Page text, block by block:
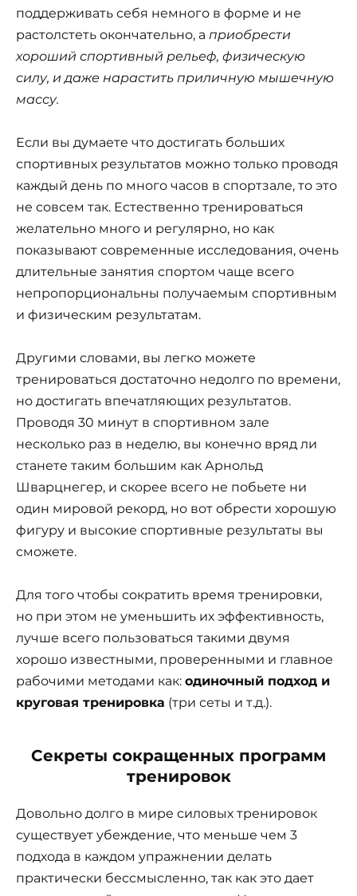
поддерживать себя немного в форме и не
растолстеть окончательно, а приобрести
хороший спортивный рельеф, физическую
силу, и даже нарастить приличную мышечную
массу.
Если вы думаете что достигать больших
спортивных результатов можно только проводя
каждый день по много часов в спортзале, то это
не совсем так. Естественно тренироваться
желательно много и регулярно, но как
показывают современные исследования, очень
длительные занятия спортом чаще всего
непропорциональны получаемым спортивным
и физическим результатам.
Другими словами, вы легко можете
тренироваться достаточно недолго по времени,
но достигать впечатляющих результатов.
Проводя 30 минут в спортивном зале
несколько раз в неделю, вы конечно вряд ли
станете таким большим как Арнольд
Шварцнегер, и скорее всего не побьете ни
один мировой рекорд, но вот обрести хорошую
фигуру и высокие спортивные результаты вы
сможете.
Для того чтобы сократить время тренировки,
но при этом не уменьшить их эффективность,
лучше всего пользоваться такими двумя
хорошо известными, проверенными и главное
рабочими методами как: одиночный подход и
круговая тренировка (три сеты и т.д.).
Секреты сокращенных программ
тренировок
Довольно долго в мире силовых тренировок
существует убеждение, что меньше чем 3
подхода в каждом упражнении делать
практически бессмысленно, так как это дает